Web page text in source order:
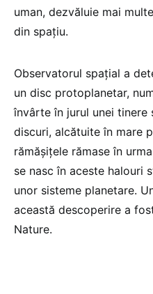
uman, dezvăluie mai
din spațiu.
Observatorul spațial a
un disc protoplanetar,
învârte în jurul unei
discuri, alcătuite în mare
rămășițele rămase în
se nasc în aceste halouri
unor sisteme planetare.
această descoperire a
Nature.